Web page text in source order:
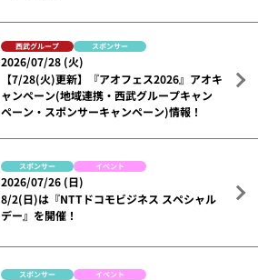
西武グループ スポンサー
2026/07/28 (火)
【7/28(火)更新】『アオフェス2026』アオキ
ャンペーン(地域連携・西武グループキャン
ペーン・スポンサーキャンペーン)情報！
スポンサー イベント
2026/07/26 (日)
8/2(日)は『NTTドコモビジネス スペシャル
デー』を開催！
スポンサー イベント